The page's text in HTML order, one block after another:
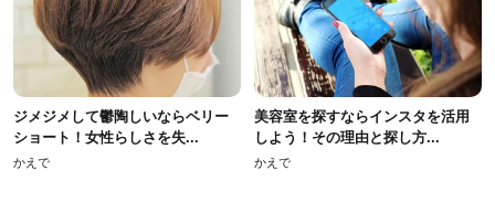
ジメジメして鬱陶しいならベリー
ショート！女性らしさを失...
かえで
美容室を探すならインスタを活用
しよう！その理由と探し方...
かえで